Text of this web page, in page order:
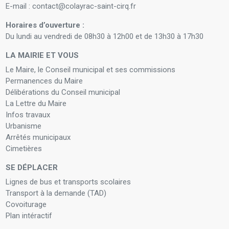
E-mail : contact@colayrac-saint-cirq.fr
Horaires d’ouverture :
Du lundi au vendredi de 08h30 à 12h00 et de 13h30 à 17h30
LA MAIRIE ET VOUS
Le Maire, le Conseil municipal et ses commissions
Permanences du Maire
Délibérations du Conseil municipal
La Lettre du Maire
Infos travaux
Urbanisme
Arrêtés municipaux
Cimetières
SE DÉPLACER
Lignes de bus et transports scolaires
Transport à la demande (TAD)
Covoiturage
Plan intéractif